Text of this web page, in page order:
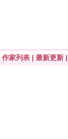
作家列表 | 最新更新